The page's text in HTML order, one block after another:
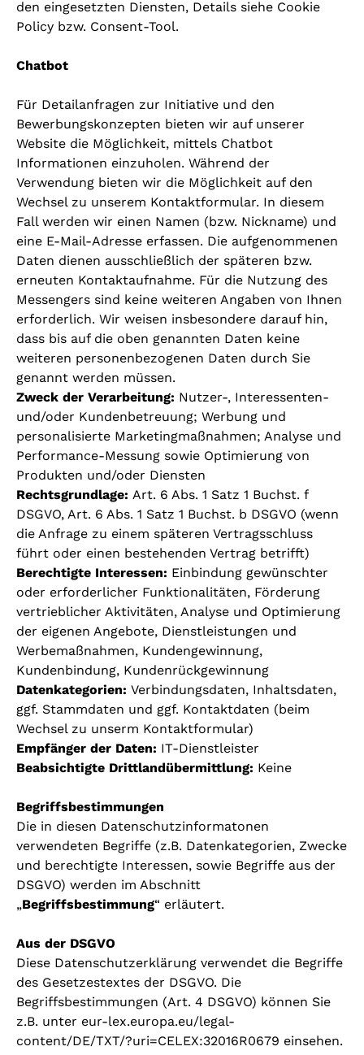
den eingesetzten Diensten, Details siehe Cookie
Policy bzw. Consent-Tool.
Chatbot
Für Detailanfragen zur Initiative und den
Bewerbungskonzepten bieten wir auf unserer
Website die Möglichkeit, mittels Chatbot
Informationen einzuholen. Während der
Verwendung bieten wir die Möglichkeit auf den
Wechsel zu unserem Kontaktformular. In diesem
Fall werden wir einen Namen (bzw. Nickname) und
eine E-Mail-Adresse erfassen. Die aufgenommenen
Daten dienen ausschließlich der späteren bzw.
erneuten Kontaktaufnahme. Für die Nutzung des
Messengers sind keine weiteren Angaben von Ihnen
erforderlich. Wir weisen insbesondere darauf hin,
dass bis auf die oben genannten Daten keine
weiteren personenbezogenen Daten durch Sie
genannt werden müssen.
Zweck der Verarbeitung: Nutzer-, Interessenten-
und/oder Kundenbetreuung; Werbung und
personalisierte Marketingmaßnahmen; Analyse und
Performance-Messung sowie Optimierung von
Produkten und/oder Diensten
Rechtsgrundlage: Art. 6 Abs. 1 Satz 1 Buchst. f
DSGVO, Art. 6 Abs. 1 Satz 1 Buchst. b DSGVO (wenn
die Anfrage zu einem späteren Vertragsschluss
führt oder einen bestehenden Vertrag betrifft)
Berechtigte Interessen: Einbindung gewünschter
oder erforderlicher Funktionalitäten, Förderung
vertrieblicher Aktivitäten, Analyse und Optimierung
der eigenen Angebote, Dienstleistungen und
Werbemaßnahmen, Kundengewinnung,
Kundenbindung, Kundenrückgewinnung
Datenkategorien: Verbindungsdaten, Inhaltsdaten,
ggf. Stammdaten und ggf. Kontaktdaten (beim
Wechsel zu unserm Kontaktformular)
Empfänger der Daten: IT-Dienstleister
Beabsichtigte Drittlandübermittlung: Keine
Begriffsbestimmungen
Die in diesen Datenschutzinformatonen
verwendeten Begriffe (z.B. Datenkategorien, Zwecke
und berechtigte Interessen, sowie Begriffe aus der
DSGVO) werden im Abschnitt
„Begriffsbestimmung“ erläutert.
Aus der DSGVO
Diese Datenschutzerklärung verwendet die Begriffe
des Gesetzestextes der DSGVO. Die
Begriffsbestimmungen (Art. 4 DSGVO) können Sie
z.B. unter eur-lex.europa.eu/legal-
content/DE/TXT/?uri=CELEX:32016R0679 einsehen.